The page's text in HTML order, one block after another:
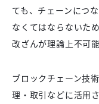
ても、チェーンにつ
なくてはならないた
改ざんが理論上不可
ブロックチェーン技
理・取引などに活用